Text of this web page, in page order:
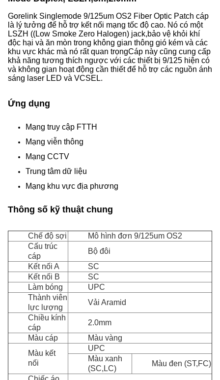
Gorelink Singlemode 9/125um OS2 Fiber Optic Patch cáp
là lý tưởng để hỗ trợ kết nối mạng tốc độ cao. Nó có một
LSZH ((Low Smoke Zero Halogen) jack,bảo vệ khỏi khí
độc hại và ăn mòn trong không gian thông gió kém và các
khu vực khác mà nó rất quan trọngCáp này cũng cung cấp
khả năng tương thích ngược với các thiết bị 9/125 hiện có
và không gian hoạt động cần thiết để hỗ trợ các nguồn ánh
sáng laser LED và VCSEL.
Ứng dụng
Mạng truy cập FTTH
Mạng viễn thông
Mạng CCTV
Trung tâm dữ liệu
Mạng khu vực địa phương
Thông số kỹ thuật chung
Chế độ sợi
Mô hình đơn 9/125um OS2
Cấu trúc
cáp
Bộ đôi
Kết nối A
SC
Kết nối B
SC
Làm bóng
UPC
Thành viên
lực lượng
Vải Aramid
Chiều kính
cáp
2.0mm
Màu cáp
Màu vàng
Màu kết
nối
UPC
Màu xanh
(SC,LC)
Màu đen (ST,FC)